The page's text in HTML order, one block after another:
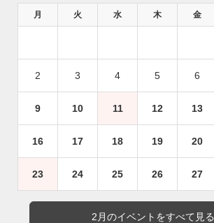
月 火 水 木 金
2 3 4 5 6
9 10 11 12 13
16 17 18 19 20
23 24 25 26 27
2月のイベントをすべて見る